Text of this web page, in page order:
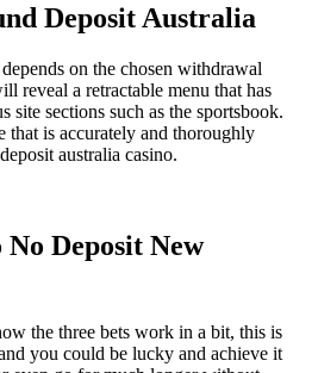
Deposit Australia
on the chosen withdrawal
reveal a retractable menu that has
site sections such as the sportsbook.
that is accurately and thoroughly
australia casino.
Deposit New
the three bets work in a bit, this is
you could be lucky and achieve it